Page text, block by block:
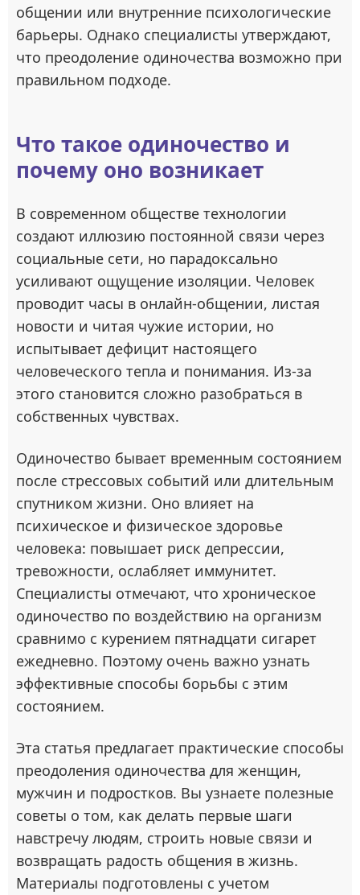
общении или внутренние психологические
барьеры. Однако специалисты утверждают,
что преодоление одиночества возможно при
правильном подходе.
Что такое одиночество и
почему оно возникает
В современном обществе технологии
создают иллюзию постоянной связи через
социальные сети, но парадоксально
усиливают ощущение изоляции. Человек
проводит часы в онлайн-общении, листая
новости и читая чужие истории, но
испытывает дефицит настоящего
человеческого тепла и понимания. Из-за
этого становится сложно разобраться в
собственных чувствах.
Одиночество бывает временным состоянием
после стрессовых событий или длительным
спутником жизни. Оно влияет на
психическое и физическое здоровье
человека: повышает риск депрессии,
тревожности, ослабляет иммунитет.
Специалисты отмечают, что хроническое
одиночество по воздействию на организм
сравнимо с курением пятнадцати сигарет
ежедневно. Поэтому очень важно узнать
эффективные способы борьбы с этим
состоянием.
Эта статья предлагает практические способы
преодоления одиночества для женщин,
мужчин и подростков. Вы узнаете полезные
советы о том, как делать первые шаги
навстречу людям, строить новые связи и
возвращать радость общения в жизнь.
Материалы подготовлены с учетом